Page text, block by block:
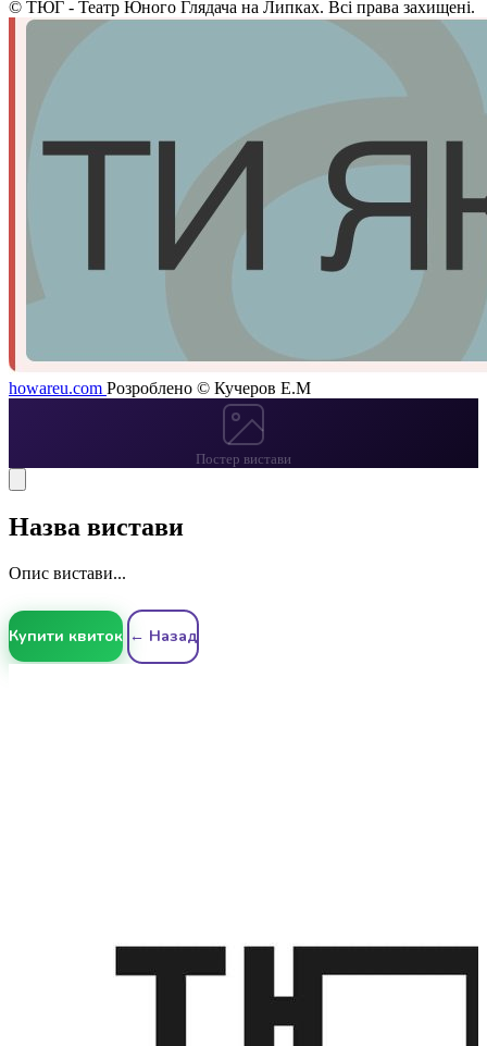
© ТЮГ - Театр Юного Глядача на Липках. Всі права захищені.
howareu.com Розроблено © Кучеров Е.М
Постер вистави
Назва вистави
Опис вистави...
Купити квиток ← Назад